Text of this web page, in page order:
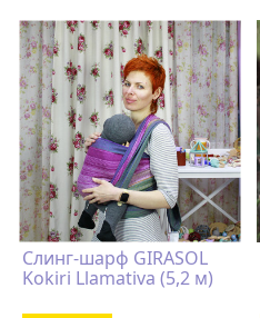
Слинг-шарф GIRASOL
Kokiri Llamativa (5,2 м)